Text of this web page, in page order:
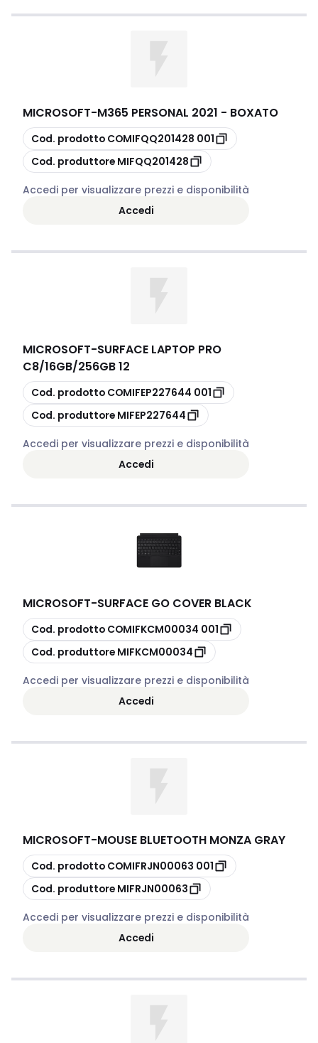
MICROSOFT-M365 PERSONAL 2021 - BOXATO
copia
Cod. prodotto
COMIFQQ201428 001
copia
Cod. produttore MIFQQ201428
Accedi per visualizzare prezzi e disponibilità
Accedi
MICROSOFT-SURFACE LAPTOP PRO
C8/16GB/256GB 12
copia
Cod. prodotto
COMIFEP227644 001
copia
Cod. produttore MIFEP227644
Accedi per visualizzare prezzi e disponibilità
Accedi
MICROSOFT-SURFACE GO COVER BLACK
copia
Cod. prodotto
COMIFKCM00034 001
copia
Cod. produttore MIFKCM00034
Accedi per visualizzare prezzi e disponibilità
Accedi
MICROSOFT-MOUSE BLUETOOTH MONZA GRAY
copia
Cod. prodotto
COMIFRJN00063 001
copia
Cod. produttore MIFRJN00063
Accedi per visualizzare prezzi e disponibilità
Accedi